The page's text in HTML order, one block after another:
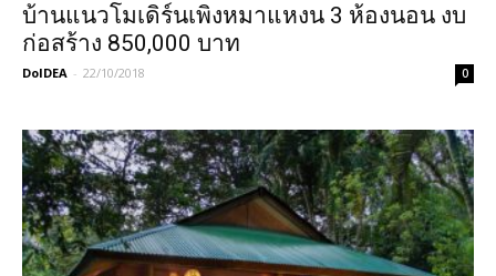
บ้านแนวโมเดิร์นเพิงหมาแหงน 3 ห้องนอน งบ
ก่อสร้าง 850,000 บาท
DoIDEA - 22/10/2018 0